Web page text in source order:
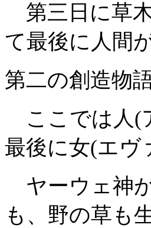
第三日に草
て最後に人間
第二の創造物
ここでは人(
最後に女(エヴ
ヤーウェ神
も、野の草も